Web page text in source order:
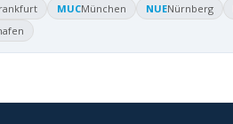
MUCMünchen NUENürnberg